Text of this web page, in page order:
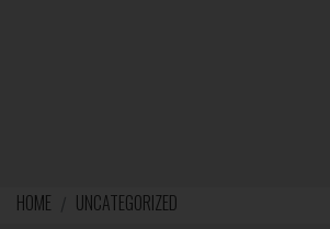
HOME UNCATEGORIZED